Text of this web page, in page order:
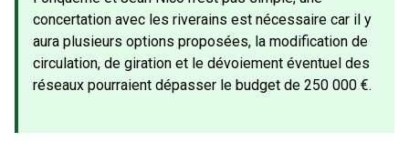
concertation avec les riverains est nécessaire car il y
aura plusieurs options proposées, la modification de
circulation, de giration et le dévoiement éventuel des
réseaux pourraient dépasser le budget de 250 000 €.